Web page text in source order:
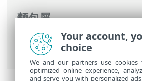
麵包屑
ESET 線上說明>ESET
如何購買模組
Your account,
choice
We and our partners use
optimized online experience,
and serve you with personalized